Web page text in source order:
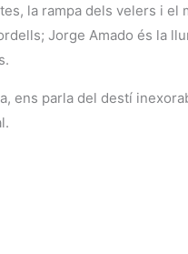
la rampa dels velers i el
Jorge Amado és la
ens parla del destí